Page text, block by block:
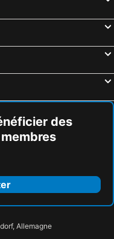
des
Allemagne